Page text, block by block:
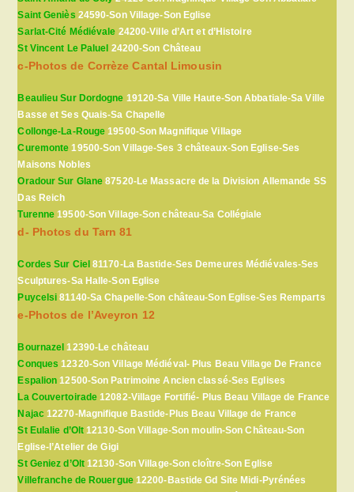
Saint Geniès 24590-Son Village-Son Eglise
Sarlat-Cité Médiévale 24200-Ville d’Art et d’Histoire
St Vincent Le Paluel 24200-Son Château
c-Photos de Corrèze Cantal Limousin
Beaulieu Sur Dordogne 19120-Sa Ville Haute-Son Abbatiale-Sa Ville
Basse et Ses Quais-Sa Chapelle
Collonge-La-Rouge 19500-Son Magnifique Village
Curemonte 19500-Son Village-Ses 3 châteaux-Son Eglise-Ses
Maisons Nobles
Oradour Sur Glane 87520-Le Massacre de la Division Allemande SS
Das Reich
Turenne 19500-Son Village-Son château-Sa Collégiale
d- Photos du Tarn 81
Cordes Sur Ciel 81170-La Bastide-Ses Demeures Médiévales-Ses
Sculptures-Sa Halle-Son Eglise
Puycelsi 81140-Sa Chapelle-Son château-Son Eglise-Ses Remparts
e-Photos de l’Aveyron 12
Bournazel 12390-Le château
Conques 12320-Son Village Médiéval- Plus Beau Village De France
Espalion 12500-Son Patrimoine Ancien classé-Ses Eglises
La Couvertoirade 12082-Village Fortifié- Plus Beau Village de France
Najac12270-Magnifique Bastide-Plus Beau Village de France
St Eulalie d’Olt 12130-Son Village-Son moulin-Son Château-Son
Eglise-l’Atelier de Gigi
St Geniez d’Olt12130-Son Village-Son cloître-Son Eglise
Villefranche de Rouergue12200-Bastide Gd Site Midi-Pyrénées